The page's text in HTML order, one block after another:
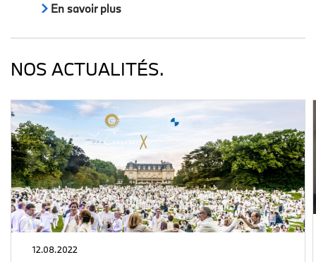
En savoir plus
NOS ACTUALITÉS.
12.08.2022